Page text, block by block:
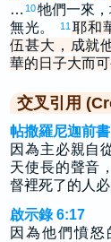
… 10牠們一來
無光。
11 耶和
伍甚大，成就
華的日子大而
交叉引用
帖撒羅尼迦前
因為主必親自
天使長的聲音
督裡死了的人必
啟示錄 6:17
因為他們憤怒